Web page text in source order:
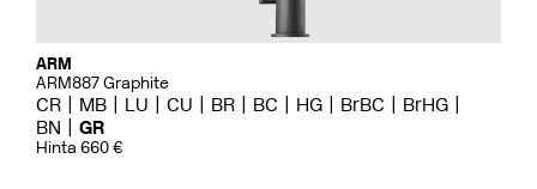
ARM
ARM887 Graphite
CR MB LU CU BR BC HG BrBC
BrHG
BN
GR
Hinta 660 €